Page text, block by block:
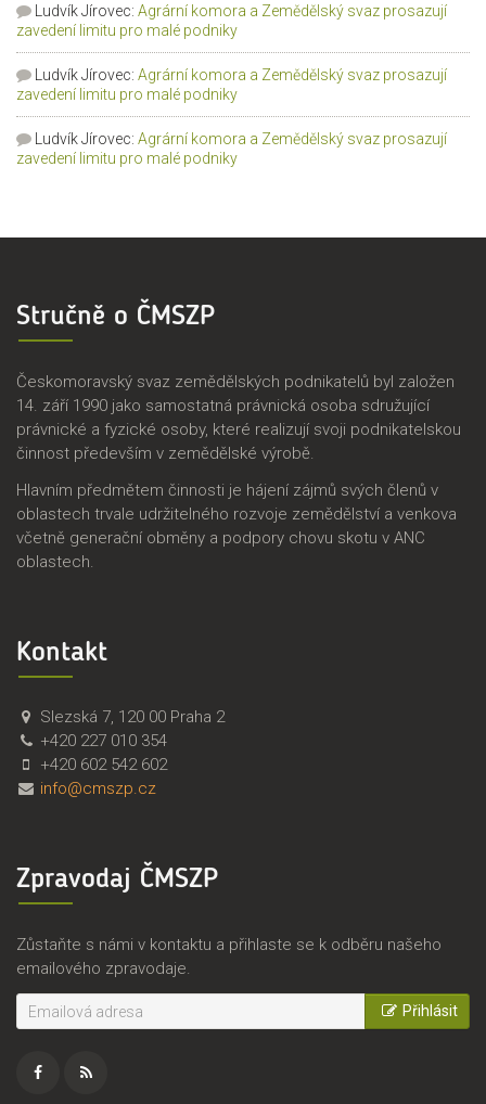
Ludvík Jírovec: Agrární komora a Zemědělský svaz prosazují
zavedení limitu pro malé podniky
Ludvík Jírovec: Agrární komora a Zemědělský svaz prosazují
zavedení limitu pro malé podniky
Ludvík Jírovec: Agrární komora a Zemědělský svaz prosazují
zavedení limitu pro malé podniky
Stručně o ČMSZP
Českomoravský svaz zemědělských podnikatelů byl založen
14. září 1990 jako samostatná právnická osoba sdružující
právnické a fyzické osoby, které realizují svoji podnikatelskou
činnost především v zemědělské výrobě.
Hlavním předmětem činnosti je hájení zájmů svých členů v
oblastech trvale udržitelného rozvoje zemědělství a venkova
včetně generační obměny a podpory chovu skotu v ANC
oblastech.
Kontakt
Č
M
S
Z
.
s
Č
e
s
k
r
a
s
k
s
Slezská 7, 120 00 Praha 2
+420 227 010 354
+420 602 542 602
info@cmszp.cz
Zpravodaj ČMSZP
Zůstaňte s námi v kontaktu a přihlaste se k odběru našeho
emailového zpravodaje.
Přihlásit